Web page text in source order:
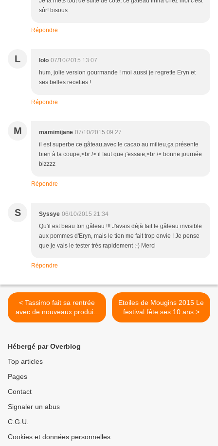
sûr! bisous
Répondre
L lolo 07/10/2015 13:07
hum, jolie version gourmande ! moi aussi je regrette Eryn et
ses belles recettes !
Répondre
M mamimijane 07/10/2015 09:27
il est superbe ce gâteau,avec le cacao au milieu,ça présente
bien à la coupe,<br /> il faut que j'essaie,<br /> bonne journée
bizzzz
Répondre
S Syssye 06/10/2015 21:34
Qu'il est beau ton gâteau !!! J'avais déjà fait le gâteau invisible
aux pommes d'Eryn, mais le tien me fait trop envie ! Je pense
que je vais le tester très rapidement ;-) Merci
Répondre
< Tassimo fait sa rentrée
avec de nouveaux produits
(jeu/concours dans ce billet)
Etoiles de Mougins 2015 Le
festival fête ses 10 ans >
Hébergé par Overblog
Top articles
Pages
Contact
Signaler un abus
C.G.U.
Cookies et données personnelles